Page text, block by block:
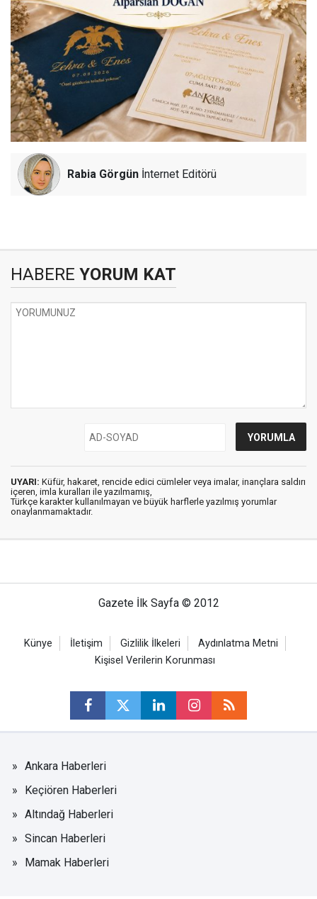
Rabia Görgün İnternet Editörü
HABERE YORUM KAT
UYARI: Küfür, hakaret, rencide edici cümleler veya imalar, inançlara saldırı
içeren, imla kuralları ile yazılmamış,
Türkçe karakter kullanılmayan ve büyük harflerle yazılmış yorumlar
onaylanmamaktadır.
Gazete İlk Sayfa © 2012
Künye İletişim Gizlilik İlkeleri
Aydınlatma Metni
Kişisel Verilerin Korunması
Ankara Haberleri
Keçiören Haberleri
Altındağ Haberleri
Sincan Haberleri
Mamak Haberleri